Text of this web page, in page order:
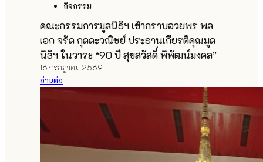
กิจกรรม
คณะกรรมการมูลนิธิฯ เข้ากราบอวยพร พล
เอก จรัล กุลละวณิชย์ ประธานเกียรติคุณมูล
นิธิฯ ในวาระ “90 ปี สุขสวัสดิ์ พิพัฒน์มงคล”
16 กรกฎาคม 2569
อ่านต่อ